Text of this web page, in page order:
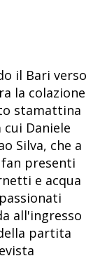
il Bari verso
la colazione
stamattina
Daniele
Silva, che a
presenti
e acqua
all'ingresso
partita